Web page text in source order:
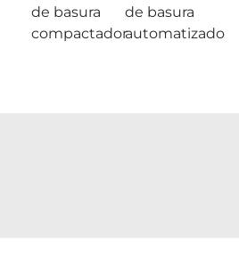
de basura
compactador
de basura
automatizado